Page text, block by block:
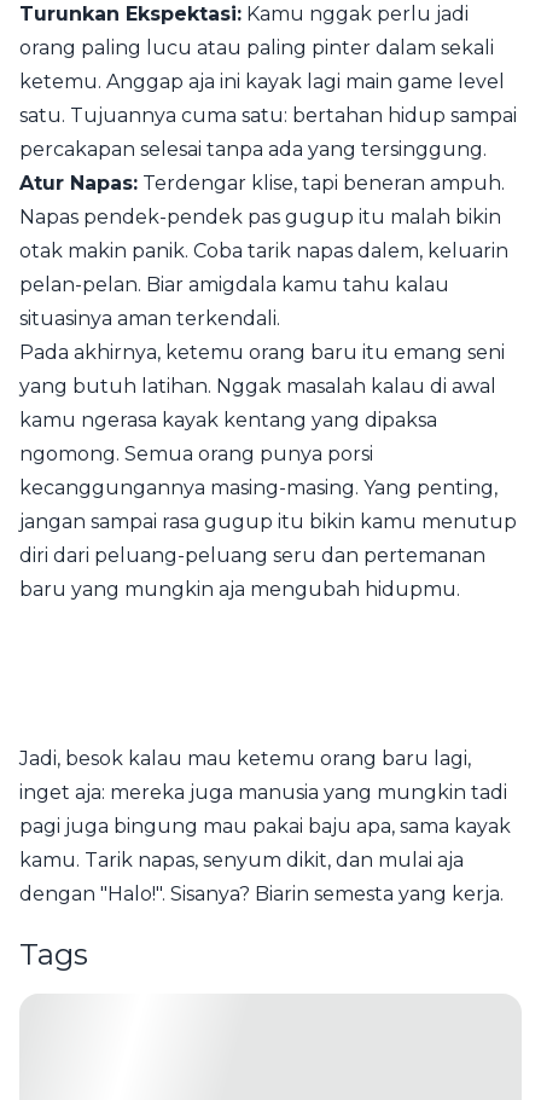
Turunkan Ekspektasi: Kamu nggak perlu jadi
orang paling lucu atau paling pinter dalam sekali
ketemu. Anggap aja ini kayak lagi main game level
satu. Tujuannya cuma satu: bertahan hidup sampai
percakapan selesai tanpa ada yang tersinggung.
Atur Napas: Terdengar klise, tapi beneran ampuh.
Napas pendek-pendek pas gugup itu malah bikin
otak makin panik. Coba tarik napas dalem, keluarin
pelan-pelan. Biar amigdala kamu tahu kalau
situasinya aman terkendali.
Pada akhirnya, ketemu orang baru itu emang seni
yang butuh latihan. Nggak masalah kalau di awal
kamu ngerasa kayak kentang yang dipaksa
ngomong. Semua orang punya porsi
kecanggungannya masing-masing. Yang penting,
jangan sampai rasa gugup itu bikin kamu menutup
diri dari peluang-peluang seru dan pertemanan
baru yang mungkin aja mengubah hidupmu.
Jadi, besok kalau mau ketemu orang baru lagi,
inget aja: mereka juga manusia yang mungkin tadi
pagi juga bingung mau pakai baju apa, sama kayak
kamu. Tarik napas, senyum dikit, dan mulai aja
dengan "Halo!". Sisanya? Biarin semesta yang kerja.
Tags